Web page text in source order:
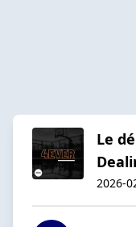
Le
2026-